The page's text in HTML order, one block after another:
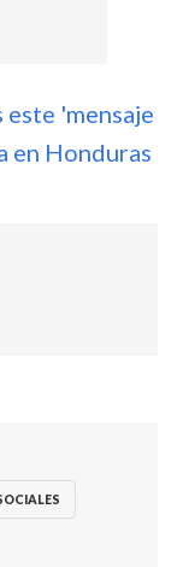
'mensaje
en Honduras